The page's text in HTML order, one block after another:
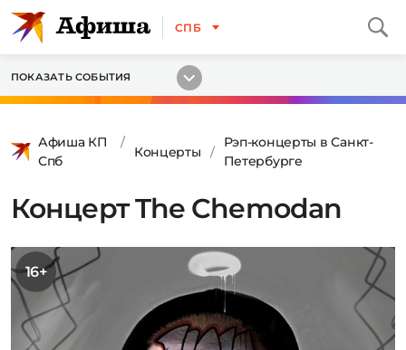
СПБ
ПОКАЗАТЬ СОБЫТИЯ
Афиша КП
Спб
Концерты
Рэп-концерты в Санкт-
Петербурге
Концерт The Chemodan
16+